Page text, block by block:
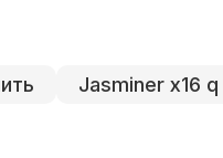
Jasminer x16 q